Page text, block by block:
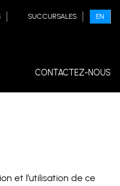
SUCCURSALES EN
CONTACTEZ-NOUS
et l’utilisation de ce